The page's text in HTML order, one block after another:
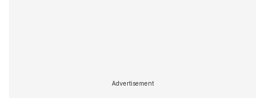
Advertisement